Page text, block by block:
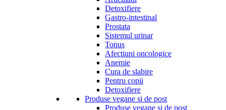
Detoxifiere
Gastro-intestinal
Prostata
Sistemul urinar
Tonus
Afectiuni oncologice
Anemie
Cura de slabire
Pentru copii
Detoxifiere
Produse vegane si de post
Produse vegane si de post